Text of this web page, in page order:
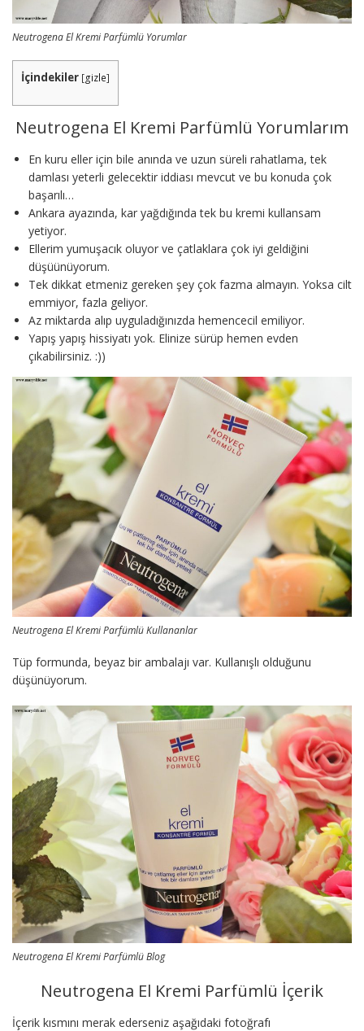
Neutrogena El Kremi Parfümlü Yorumlar
İçindekiler [gizle]
Neutrogena El Kremi Parfümlü Yorumlarım
En kuru eller için bile anında ve uzun süreli rahatlama, tek
damlası yeterli gelecektir iddiası mevcut ve bu konuda çok
başarılı…
Ankara ayazında, kar yağdığında tek bu kremi kullansam
yetiyor.
Ellerim yumuşacık oluyor ve çatlaklara çok iyi geldiğini
düşüünüyorum.
Tek dikkat etmeniz gereken şey çok fazma almayın. Yoksa cilt
emmiyor, fazla geliyor.
Az miktarda alıp uyguladığınızda hemencecil emiliyor.
Yapış yapış hissiyatı yok. Elinize sürüp hemen evden
çıkabilirsiniz. :))
Neutrogena El Kremi Parfümlü Kullananlar
Tüp formunda, beyaz bir ambalajı var. Kullanışlı olduğunu
düşünüyorum.
Neutrogena El Kremi Parfümlü Blog
Neutrogena El Kremi Parfümlü İçerik
İçerik kısmını merak ederseniz aşağıdaki fotoğrafı